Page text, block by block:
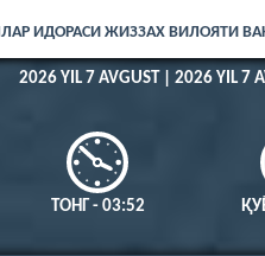
ИДОРАСИ ЖИЗЗАХ ВИЛОЯТИ
2026 YIL 7 AVGUST | 2026 YIL 7
ТОНГ - 03:52